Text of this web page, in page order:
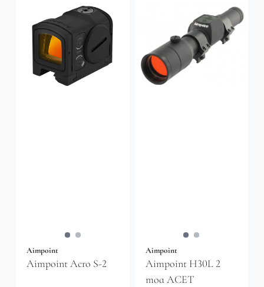
Aimpoint
Aimpoint Acro S-2
Aimpoint
Aimpoint H30L 2
moa ACET